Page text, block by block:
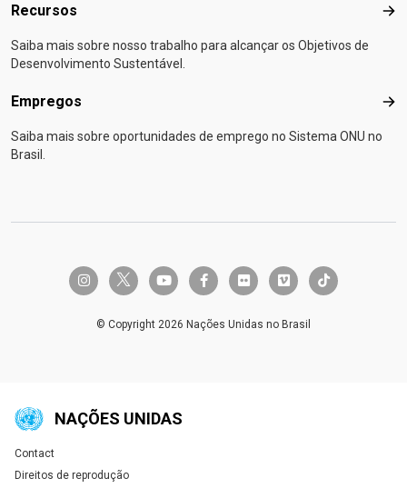
Recursos
Saiba mais sobre nosso trabalho para alcançar os Objetivos de
Desenvolvimento Sustentável.
Empregos
Saiba mais sobre oportunidades de emprego no Sistema ONU no
Brasil.
instagramtwitter-x youtube facebook-fflickr vimeo tiktok
© Copyright 2026 Nações Unidas no Brasil
NAÇÕES UNIDAS
Global U.N. menu
Contact
Direitos de reprodução